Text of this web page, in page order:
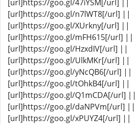
[url]https://goo.gl/47iYSM[/url] ||
[url]https://goo.gl/n7lWT8[/url] ||
[url]https://goo.gl/XUrkny[/url] ||
[url]https://goo.gl/mFH615[/url] ||
[url]https://goo.gl/HzxdIV[/url] ||
[url]https://goo.gl/UlkMKr[/url] ||
[url]https://goo.gl/yNcQB6[/url] ||
[url]https://goo.gl/tOhkB4[/url] ||
[url]https://goo.gl/Q1mCDA[/url] ||
[url]https://goo.gl/daNPVm[/url] ||
[url]https://goo.gl/xPUYZ4[/url] ||